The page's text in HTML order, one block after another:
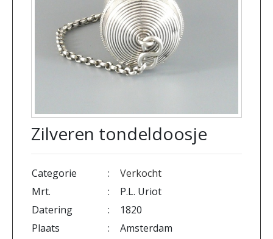
Zilveren tondeldoosje
Categorie :
Verkocht
Mrt.
:
P.L. Uriot
Datering
:
1820
Plaats
:
Amsterdam